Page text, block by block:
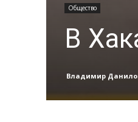
Общество
В
Владимир